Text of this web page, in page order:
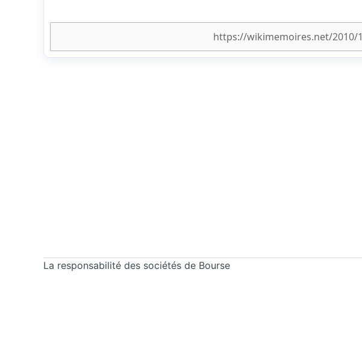
La responsabilité des sociétés de Bourse